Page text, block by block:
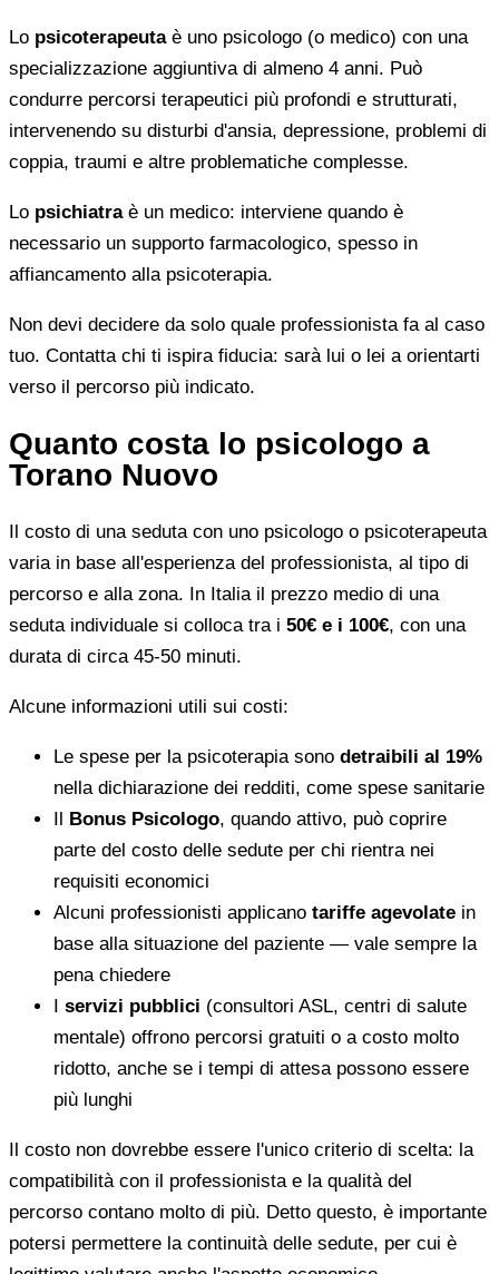
Lo psicoterapeutaè uno psicologo (o medico) con una
specializzazione aggiuntiva di almeno 4 anni. Può
condurre percorsi terapeutici più profondi e strutturati,
intervenendo su disturbi d'ansia, depressione, problemi di
coppia, traumi e altre problematiche complesse.
Lo psichiatraè un medico: interviene quando è
necessario un supporto farmacologico, spesso in
affiancamento alla psicoterapia.
Non devi decidere da solo quale professionista fa al caso
tuo. Contatta chi ti ispira fiducia: sarà lui o lei a orientarti
verso il percorso più indicato.
Quanto costa lo psicologo a
Torano Nuovo
Il costo di una seduta con uno psicologo o psicoterapeuta
varia in base all'esperienza del professionista, al tipo di
percorso e alla zona. In Italia il prezzo medio di una
seduta individuale si colloca tra i 50€ e i 100€, con una
durata di circa 45-50 minuti.
Alcune informazioni utili sui costi:
Le spese per la psicoterapia sono detraibili al 19%
nella dichiarazione dei redditi, come spese sanitarie
Il Bonus Psicologo, quando attivo, può coprire
parte del costo delle sedute per chi rientra nei
requisiti economici
Alcuni professionisti applicano tariffe agevolate in
base alla situazione del paziente — vale sempre la
pena chiedere
I servizi pubblici (consultori ASL, centri di salute
mentale) offrono percorsi gratuiti o a costo molto
ridotto, anche se i tempi di attesa possono essere
più lunghi
Il costo non dovrebbe essere l'unico criterio di scelta: la
compatibilità con il professionista e la qualità del
percorso contano molto di più. Detto questo, è importante
potersi permettere la continuità delle sedute, per cui è